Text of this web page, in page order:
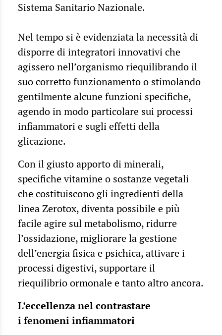
Sistema Sanitario Nazionale.
Nel tempo si è evidenziata la necessità di
disporre di integratori innovativi che
agissero nell’organismo riequilibrando il
suo corretto funzionamento o stimolando
gentilmente alcune funzioni specifiche,
agendo in modo particolare sui processi
infiammatori e sugli effetti della
glicazione.
Con il giusto apporto di minerali,
specifiche vitamine o sostanze vegetali
che costituiscono gli ingredienti della
linea Zerotox, diventa possibile e più
facile agire sul metabolismo, ridurre
l’ossidazione, migliorare la gestione
dell’energia fisica e psichica, attivare i
processi digestivi, supportare il
riequilibrio ormonale e tanto altro ancora.
L’eccellenza nel contrastare
i fenomeni infiammatori